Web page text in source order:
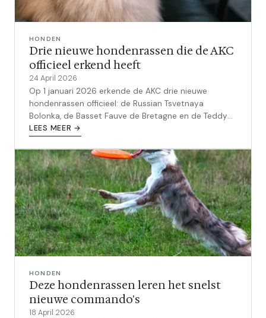
HONDEN
Drie nieuwe hondenrassen die de AKC
officieel erkend heeft
24 April 2026
Op 1 januari 2026 erkende de AKC drie nieuwe
hondenrassen officieel: de Russian Tsvetnaya
Bolonka, de Basset Fauve de Bretagne en de Teddy
Roosevelt Terrier. Dit zijn ze.
LEES MEER →
HONDEN
Deze hondenrassen leren het snelst
nieuwe commando's
18 April 2026